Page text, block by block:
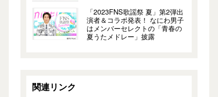
「2023FNS歌謡祭 夏」第2弾出
演者＆コラボ発表！ なにわ男子
はメンバーセレクトの「青春の
夏うたメドレー」披露
関連リンク